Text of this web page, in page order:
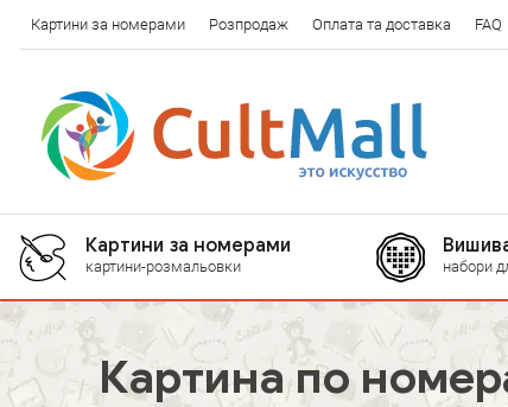
Картини за номерами Розпродаж Оплата та доставка FAQ
Картини за номерами
картини-розмальовки набори
Картина по